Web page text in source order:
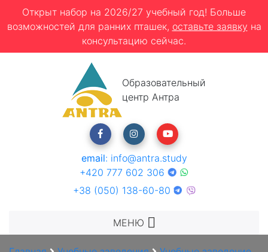
Открыт набор на 2026/27 учебный год! Больше
возможностей для ранних пташек, оставьте заявку на
консультацию сейчас.
Образовательный
центр Антра
email: info@antra.study
+420 777 602 306
+38 (050) 138-60-80
МЕНЮ